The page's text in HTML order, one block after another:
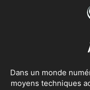
Dans un monde
moyens techniques